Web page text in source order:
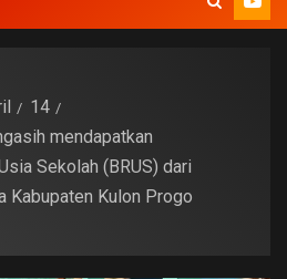
14
mendapatkan
Sekolah (BRUS) dari
Kabupaten Kulon Progo